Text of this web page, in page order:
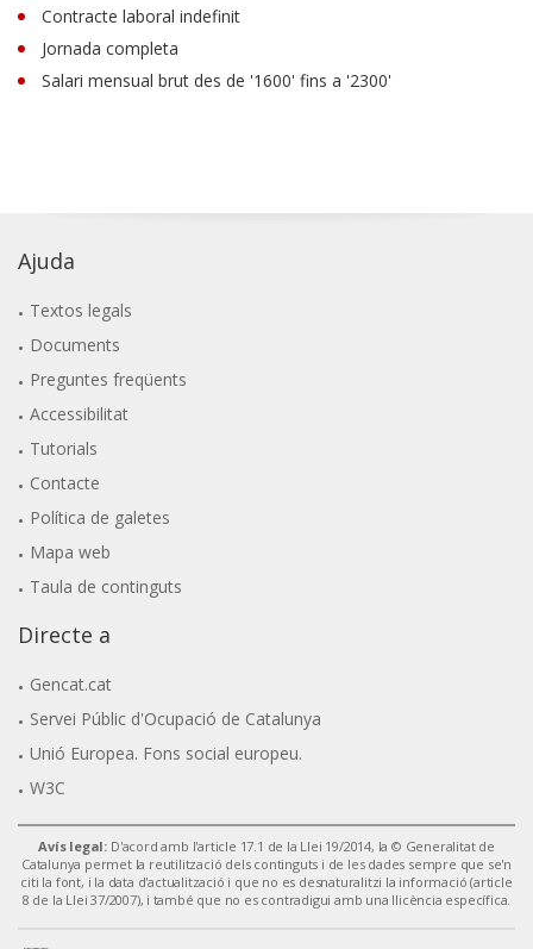
Contracte laboral indefinit
Jornada completa
Salari mensual brut des de '1600' fins a '2300'
Ajuda
Textos legals
Documents
Preguntes freqüents
Accessibilitat
Tutorials
Contacte
Política de galetes
Mapa web
Taula de continguts
Directe a
Gencat.cat
Servei Públic d'Ocupació de Catalunya
Unió Europea. Fons social europeu.
W3C
Avís legal: D'acord amb l'article 17.1 de la Llei 19/2014, la © Generalitat de
Catalunya permet la reutilització dels continguts i de les dades sempre que se'n
citi la font, i la data d'actualització i que no es desnaturalitzi la informació (article
8 de la Llei 37/2007), i també que no es contradigui amb una llicència específica.